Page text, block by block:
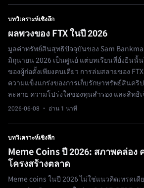
บทวิเคราะห์เชิงลึก
ผลพวงของ FTX ในปี 2026
มูลค่าทรัพย์สินสุทธิปัจจุบันของ Sam
มิถุนายน 2026 เป็นศูนย์ แต่บทเรียนที่ยั่งยืนนั้
ของผู้ก่อตั้งเพียงคนเดียว การล่มสลายของ
ความแข็งแกร่งของการเก็บรักษาทรัพย์สินคริ
ละลาย ความโปร่งใสของทุนสำรอง และสิทธิ
2026-06-08 · อ่าน 1 นาที
บทวิเคราะห์เชิงลึก
Meme Coins ปี 2026: สภาพคล่อง
โครงสร้างตลาด
Meme coins ในปี 2026 ไม่ใช่แนวคิดเทรดเดี